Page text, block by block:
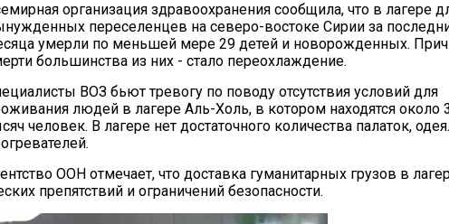
организация здравоохранения сообщила, что в лагере
переселенцев на северо-востоке Сирии за
умерли по меньшей мере 29 детей и новорожденных.
большинства из них - стало переохлаждение.
ВОЗ бьют тревогу по поводу отсутствия условий для
людей в лагере Аль-Холь, в котором находятся около
человек. В лагере нет достаточного количества палаток,
ООН отмечает, что доставка гуманитарных грузов в
препятствий и ограничений безопасности.